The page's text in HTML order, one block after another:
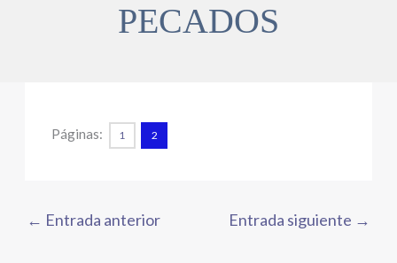
PECADOS
Páginas: 1 2
← Entrada anterior Entrada siguiente →